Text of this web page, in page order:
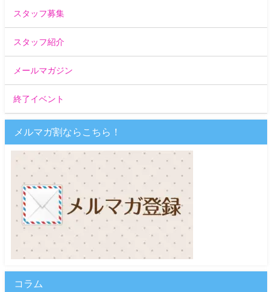
スタッフ募集
スタッフ紹介
メールマガジン
終了イベント
メルマガ割ならこちら！
コラム